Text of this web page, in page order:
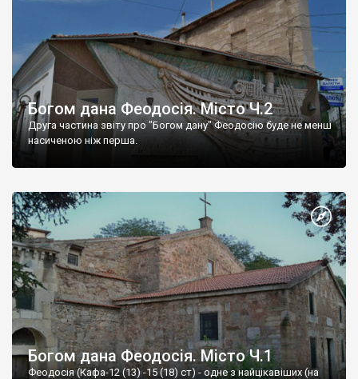
Богом дана Феодосія. Місто Ч.2
Друга частина звіту про "Богом дану" Феодосію буде не менш
насиченою ніж перша.
Богом дана Феодосія. Місто Ч.1
Феодосія (Кафа-12 (13) -15 (18) ст) - одне з найцікавіших (на